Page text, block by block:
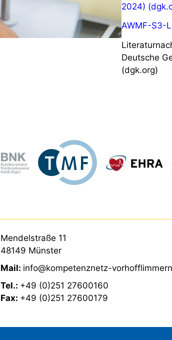
2024)
AWMF-S3-
Deutsche
(dgk.org)
Mendelstraße 11
48149 Münster
Mail: info@kompetenznetz-
Tel.: +49 (0)251 27600160
Fax: +49 (0)251 27600179